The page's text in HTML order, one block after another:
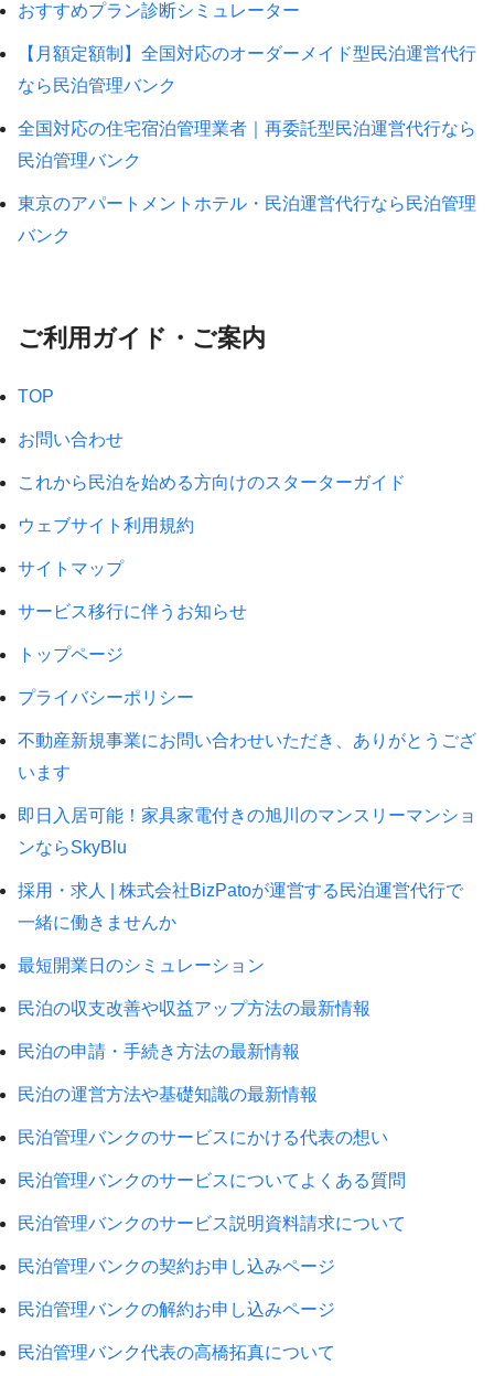
おすすめプラン診断シミュレーター
【月額定額制】全国対応のオーダーメイド型民泊運営代行
なら民泊管理バンク
全国対応の住宅宿泊管理業者｜再委託型民泊運営代行なら
民泊管理バンク
東京のアパートメントホテル・民泊運営代行なら民泊管理
バンク
ご利用ガイド・ご案内
TOP
お問い合わせ
これから民泊を始める方向けのスターターガイド
ウェブサイト利用規約
サイトマップ
サービス移行に伴うお知らせ
トップページ
プライバシーポリシー
不動産新規事業にお問い合わせいただき、ありがとうござ
います
即日入居可能！家具家電付きの旭川のマンスリーマンショ
ンならSkyBlu
採用・求人 | 株式会社BizPatoが運営する民泊運営代行で
一緒に働きませんか
最短開業日のシミュレーション
民泊の収支改善や収益アップ方法の最新情報
民泊の申請・手続き方法の最新情報
民泊の運営方法や基礎知識の最新情報
民泊管理バンクのサービスにかける代表の想い
民泊管理バンクのサービスについてよくある質問
民泊管理バンクのサービス説明資料請求について
民泊管理バンクの契約お申し込みページ
民泊管理バンクの解約お申し込みページ
民泊管理バンク代表の高橋拓真について